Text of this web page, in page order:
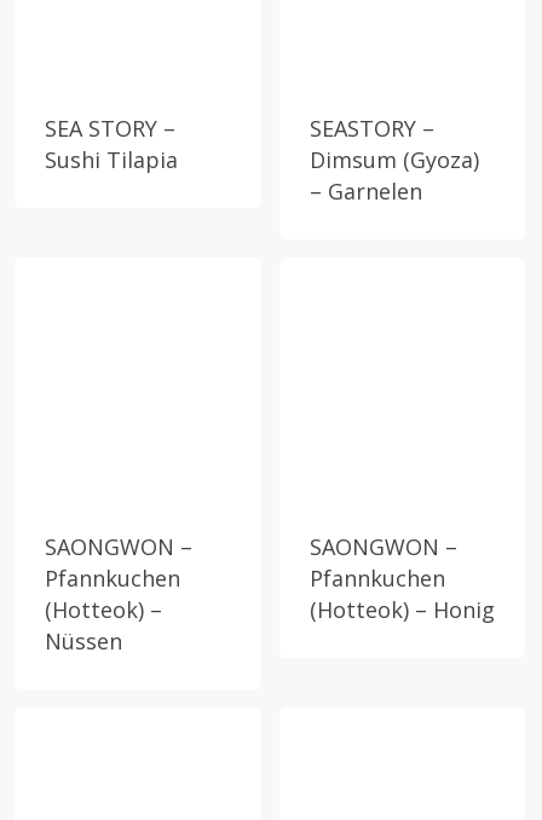
SEA STORY –
Sushi Tilapia
SEASTORY –
Dimsum (Gyoza)
– Garnelen
SAONGWON –
Pfannkuchen
(Hotteok) –
Nüssen
SAONGWON –
Pfannkuchen
(Hotteok) – Honig